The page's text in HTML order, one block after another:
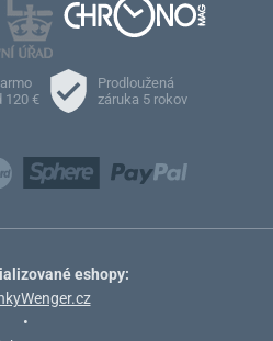
120 €
Prodloužená
záruka 5 rokov
eshopy:
•